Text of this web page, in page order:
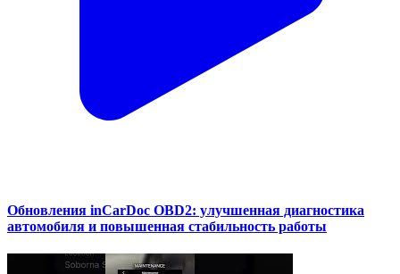
Обновления inCarDoc OBD2: улучшенная диагностика
автомобиля и повышенная стабильность работы